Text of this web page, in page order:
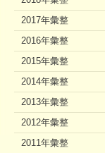
2017年彙整
2016年彙整
2015年彙整
2014年彙整
2013年彙整
2012年彙整
2011年彙整